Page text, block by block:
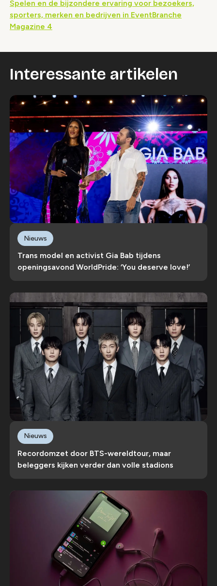
Spelen en de bijzondere ervaring voor bezoekers,
sporters, merken en bedrijven in EventBranche
Magazine 4
Interessante artikelen
Trans model en activist Gia Bab tijdens
openingsavond WorldPride: ‘You deserve love!’
Nieuws
Recordomzet door BTS-wereldtour, maar
beleggers kijken verder dan volle stadions
Nieuws